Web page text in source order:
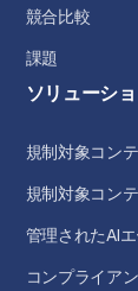
競合比較
課題
ソリューシ
規制対象コン
規制対象コン
管理されたAI
コンプライア